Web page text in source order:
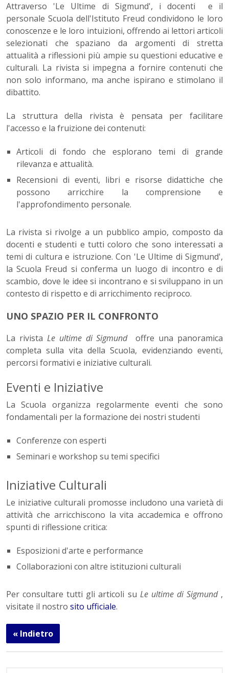
Attraverso 'Le Ultime di Sigmund', i docenti e il
personale Scuola dell'Istituto Freud condividono le loro
conoscenze e le loro intuizioni, offrendo ai lettori articoli
selezionati che spaziano da argomenti di stretta
attualità a riflessioni più ampie su questioni educative e
culturali. La rivista si impegna a fornire contenuti che
non solo informano, ma anche ispirano e stimolano il
dibattito.
La struttura della rivista è pensata per facilitare
l'accesso e la fruizione dei contenuti:
Articoli di fondo che esplorano temi di grande
rilevanza e attualità.
Recensioni di eventi, libri e risorse didattiche che
possono arricchire la comprensione e
l'approfondimento personale.
La rivista si rivolge a un pubblico ampio, composto da
docenti e studenti e tutti coloro che sono interessati a
temi di cultura e istruzione. Con 'Le Ultime di Sigmund',
la Scuola Freud si conferma un luogo di incontro e di
scambio, dove le idee si incontrano e si sviluppano in un
contesto di rispetto e di arricchimento reciproco.
UNO SPAZIO PER IL CONFRONTO
La rivista Le ultime di Sigmundoffre una panoramica
completa sulla vita della Scuola, evidenziando eventi,
percorsi formativi e iniziative culturali.
Eventi e Iniziative
La Scuola organizza regolarmente eventi che sono
fondamentali per la formazione dei nostri studenti
Conferenze con esperti
Seminari e workshop su temi specifici
Iniziative Culturali
Le iniziative culturali promosse includono una varietà di
attività che arricchiscono la vita accademica e offrono
spunti di riflessione critica:
Esposizioni d'arte e performance
Collaborazioni con altre istituzioni culturali
Per consultare tutti gli articoli su Le ultime di Sigmund,
visitate il nostro sito ufficiale.
« Indietro